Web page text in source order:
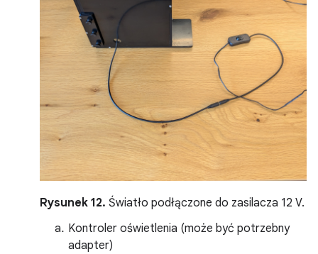
Rysunek 12. Światło podłączone do zasilacza 12 V.
Kontroler oświetlenia (może być potrzebny
adapter)